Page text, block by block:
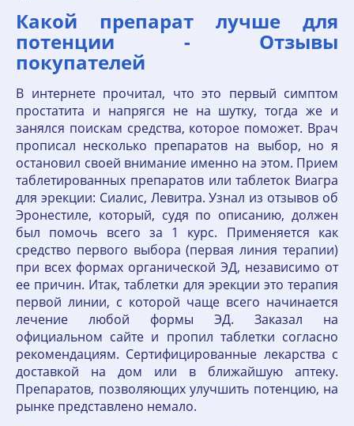
Какой препарат лучше для
потенции - Отзывы
покупателей
В интернете прочитал, что это первый симптом
простатита и напрягся не на шутку, тогда же и
занялся поискам средства, которое поможет. Врач
прописал несколько препаратов на выбор, но я
остановил своей внимание именно на этом. Прием
таблетированных препаратов или таблеток Виагра
для эрекции: Сиалис, Левитра. Узнал из отзывов об
Эронестиле, который, судя по описанию, должен
был помочь всего за 1 курс. Применяется как
средство первого выбора (первая линия терапии)
при всех формах органической ЭД, независимо от
ее причин. Итак, таблетки для эрекции это терапия
первой линии, с которой чаще всего начинается
лечение любой формы ЭД. Заказал на
официальном сайте и пропил таблетки согласно
рекомендациям. Сертифицированные лекарства с
доставкой на дом или в ближайшую аптеку.
Препаратов, позволяющих улучшить потенцию, на
рынке представлено немало.